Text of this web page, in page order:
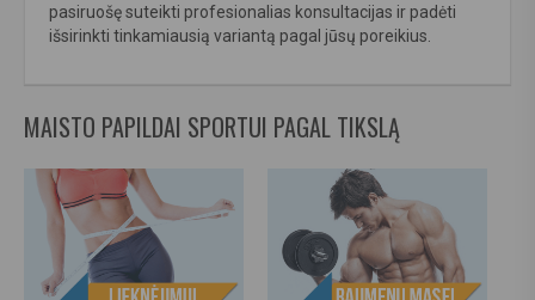
pasiruošę suteikti profesionalias konsultacijas ir padėti
išsirinkti tinkamiausią variantą pagal jūsų poreikius.
MAISTO PAPILDAI SPORTUI PAGAL TIKSLĄ